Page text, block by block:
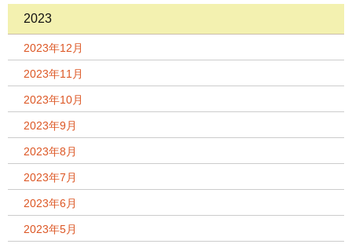
2023
2023年12月
2023年11月
2023年10月
2023年9月
2023年8月
2023年7月
2023年6月
2023年5月